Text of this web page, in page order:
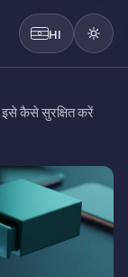
HI
कैसे सुरक्षित करें